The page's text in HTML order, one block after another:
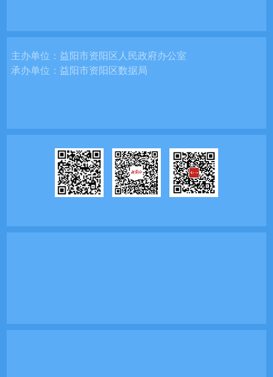
主办单位：益阳市资阳区人民政府办公室
承办单位：益阳市资阳区数据局